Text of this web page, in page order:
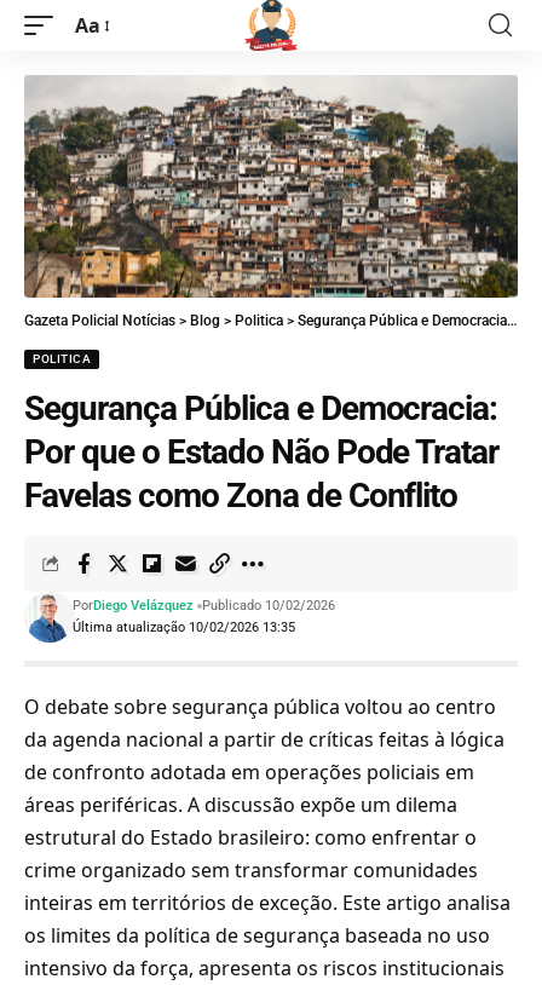
Aa
Gazeta Policial Notícias > Blog > Politica > Segurança Pública e Democracia: Por que o Estado Não Pode Tratar Favelas como Zona de Conflito
POLITICA
Segurança Pública e Democracia:
Por que o Estado Não Pode Tratar
Favelas como Zona de Conflito
Última atualização 10/02/2026 13:35
PorDiego Velázquez Publicado 10/02/2026
O debate sobre segurança pública voltou ao centro
da agenda nacional a partir de críticas feitas à lógica
de confronto adotada em operações policiais em
áreas periféricas. A discussão expõe um dilema
estrutural do Estado brasileiro: como enfrentar o
crime organizado sem transformar comunidades
inteiras em territórios de exceção. Este artigo analisa
os limites da política de segurança baseada no uso
intensivo da força, apresenta os riscos institucionais